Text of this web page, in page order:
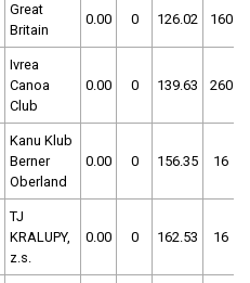
Great
Britain
0.00 0 126.02 160
Ivrea
Canoa
Club
0.00 0 139.63 260
Kanu Klub
Berner
Oberland
0.00 0 156.35 16
TJ
KRALUPY,
z.s.
0.00 0 162.53 16